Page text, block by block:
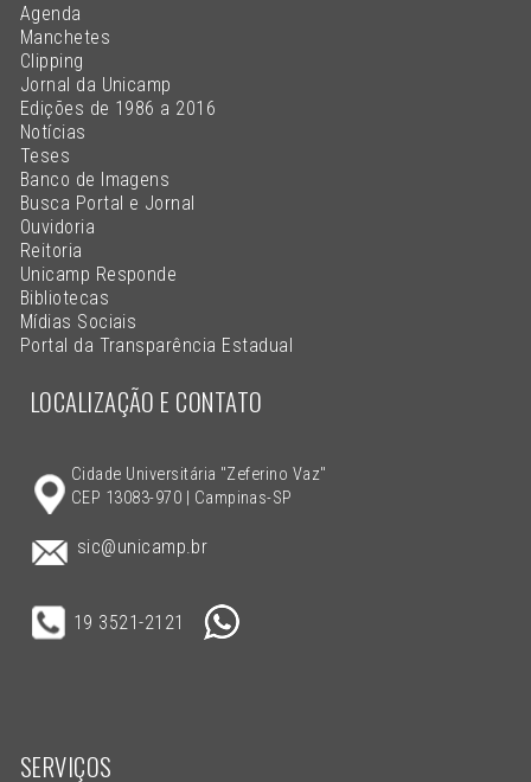
Agenda
Manchetes
Clipping
Jornal da Unicamp
Edições de 1986 a 2016
Notícias
Teses
Banco de Imagens
Busca Portal e Jornal
Ouvidoria
Reitoria
Unicamp Responde
Bibliotecas
Mídias Sociais
Portal da Transparência Estadual
LOCALIZAÇÃO E CONTATO
Cidade Universitária "Zeferino Vaz"
CEP 13083-970 | Campinas-SP
sic@unicamp.br
19 3521-2121
SERVIÇOS